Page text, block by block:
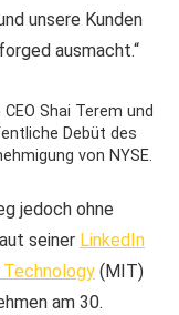
unsere Kunden
ausmacht.“
Shai Terem und
Debüt des
von NYSE.
jedoch ohne
seiner LinkedIn
(MIT)
am 30.